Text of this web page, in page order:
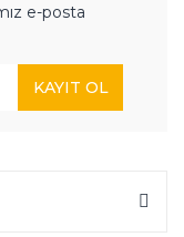
e-posta
KAYIT OL